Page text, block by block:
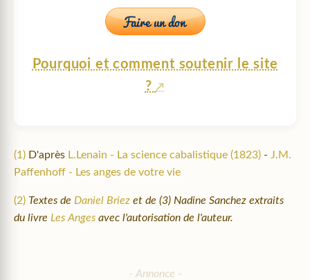
Pourquoi et comment soutenir le site
?
(1) D'après L.Lenain - La science cabalistique (1823) - J.M.
Paffenhoff - Les anges de votre vie
(2) Textes de Daniel Briez et de (3) Nadine Sanchez extraits
du livre Les Anges avec l'autorisation de l'auteur.